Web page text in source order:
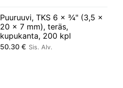
Puuruuvi, TKS 6 × ¾" (3,5 ×
20 × 7 mm), teräs,
kupukanta, 200 kpl
50.30 € Sis. Alv.